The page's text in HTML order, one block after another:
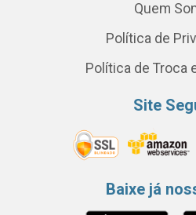
Quem
Política de
Política de Troca
Site
Baixe já